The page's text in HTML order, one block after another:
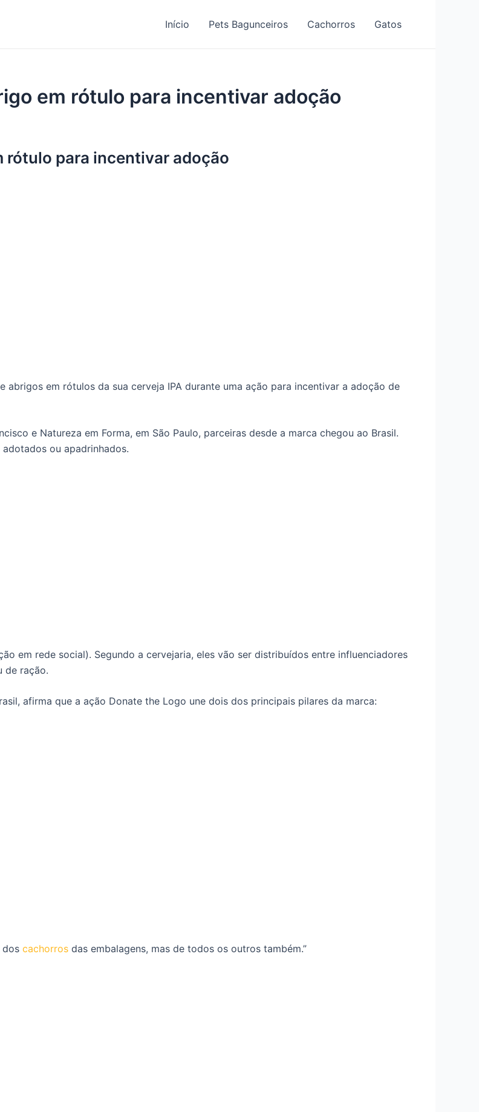
Início Pets Bagunceiros Cachorros Gatos
em rótulo para incentivar adoção
rótulo para incentivar adoção
abrigos em rótulos da sua cerveja IPA durante uma ação para incentivar a adoção de
e Natureza em Forma, em São Paulo, parceiras desde a marca chegou ao Brasil.
ou apadrinhados.
em rede social). Segundo a cervejaria, eles vão ser distribuídos entre influenciadores
de ração.
afirma que a ação Donate the Logo une dois dos principais pilares da marca:
dos cachorros das embalagens, mas de todos os outros também.”